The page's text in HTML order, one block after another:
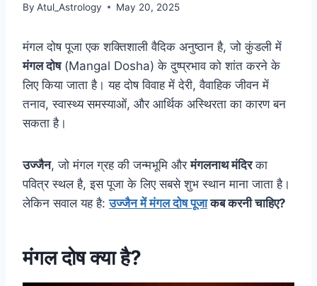
By Atul_Astrology May 20, 2025
मंगल दोष पूजा एक शक्तिशाली वैदिक अनुष्ठान है, जो कुंडली में
मंगल दोष(Mangal Dosha) के दुष्प्रभाव को शांत करने के
लिए किया जाता है। यह दोष विवाह में देरी, वैवाहिक जीवन में
तनाव, स्वास्थ्य समस्याओं, और आर्थिक अस्थिरता का कारण बन
सकता है।
उज्जैन, जो मंगल ग्रह की जन्मभूमि औरमंगलनाथ मंदिरका
पवित्र स्थल है, इस पूजा के लिए सबसे शुभ स्थान माना जाता है।
लेकिन सवाल यह है:उज्जैन में मंगल दोष पूजाकब करनी चाहिए?
मंगल दोष क्या है?